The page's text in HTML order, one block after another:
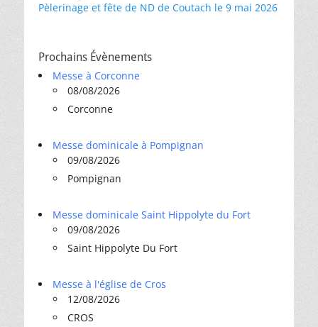
Pèlerinage et fête de ND de Coutach le 9 mai 2026
Prochains Évènements
Messe à Corconne
08/08/2026
Corconne
Messe dominicale à Pompignan
09/08/2026
Pompignan
Messe dominicale Saint Hippolyte du Fort
09/08/2026
Saint Hippolyte Du Fort
Messe à l'église de Cros
12/08/2026
CROS